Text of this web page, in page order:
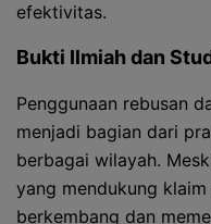
efektivitas.
Bukti Ilmiah dan
Penggunaan rebusan
menjadi bagian dari
berbagai wilayah.
yang mendukung
berkembang dan